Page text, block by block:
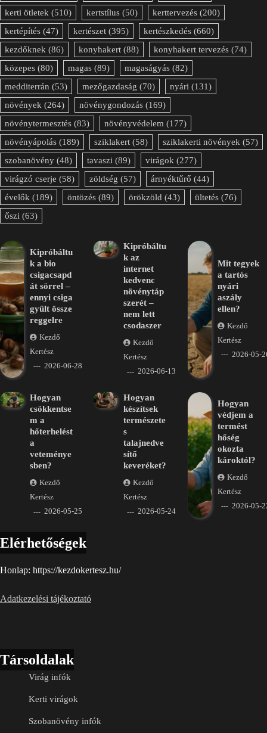
kerti ötletek (510) kertstílus (50) kerttervezés (200)
kertépítés (47) kertészet (395) kertészkedés (660)
kezdőknek (86) konyhakert (88) konyhakert tervezés (74)
közepes (80) magas (89) magaságyás (82)
medditerrán (53) mezőgazdaság (70) nyári (131)
növények (264) növénygondozás (169)
növénytermesztés (83) növényvédelem (177)
növényápolás (189) sziklakert (58) sziklakerti növények (57)
szobanövény (48) tavaszi (89) virágok (277)
virágzó cserje (58) zöldség (57) árnyéktűrő (44)
évelők (189) öntözés (89) örökzöld (43) ültetés (76)
őszi (63)
Kipróbáltu
k a bio
csigacsapd
át sörrel –
ennyi csiga
gyűlt össze
reggelre
Kezdő
Kertész
2026-06-28
Kipróbáltu
k az
internet
kedvenc
növénytáp
szerét –
nem lett
csodaszer
Kezdő
Kertész
2026-06-13
Mit tegyek
a tartós
nyári
aszály
ellen?
Kezdő
Kertész
2026-05-
Hogyan
csökkentse
m a
hőterhelést
a
veteménye
sben?
Kezdő
Kertész
2026-05-25
Hogyan
készítsek
természete
s
talajnedve
sítő
keveréket?
Kezdő
Kertész
2026-05-24
Hogyan
védjem a
termést
hőség
okozta
károktól?
Kezdő
Kertész
2026-05-
Elérhetőségek
Honlap: https://kezdokertesz.hu/
Adatkezelési tájékoztató
Társoldalak
Virág infók
Kerti virágok
Szobanövény infók